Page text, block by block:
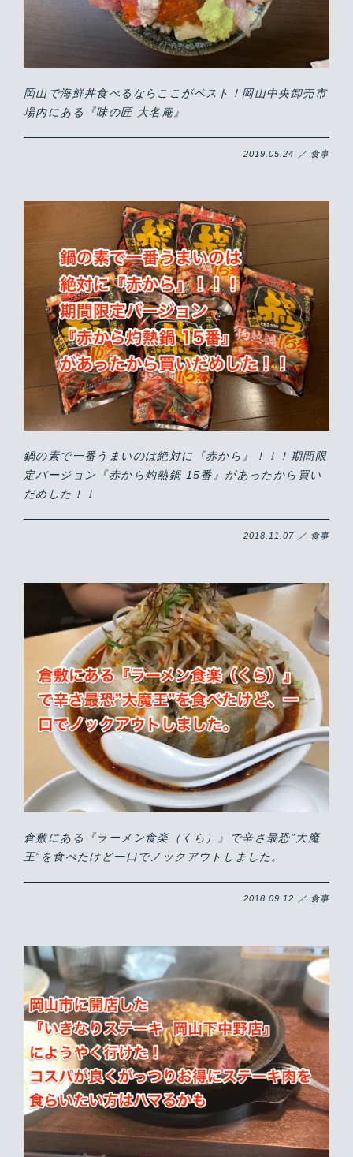
岡山で海鮮丼食べるならここがベスト！岡山中央卸売市
場内にある『味の匠 大名庵』
2019.05.24 ／ 食事
鍋の素で一番うまいのは絶対に『赤から』！！！期間限
定バージョン『赤から灼熱鍋 15番』があったから買い
だめした！！
2018.11.07 ／ 食事
倉敷にある『ラーメン食楽（くら）』で辛さ最恐”大魔
王”を食べたけど一口でノックアウトしました。
2018.09.12 ／ 食事